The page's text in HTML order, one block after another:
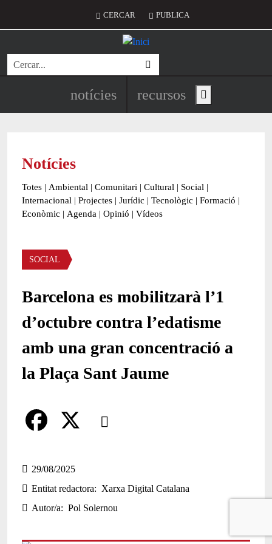
Menú del compte d'usuari
CERCAR PUBLICA
Cerca
Navegació principal de
notícies recursos Show main menu
Notícies
Totes | Ambiental | Comunitari | Cultural | Social |
Internacional | Projectes | Jurídic | Tecnològic | Formació |
Econòmic | Agenda | Opinió | Vídeos
Àmbit de la notícia
SOCIAL
Barcelona es mobilitzarà l’1
d’octubre contra l’edatisme
amb una gran concentració a
la Plaça Sant Jaume
Comparteix
a
c
e
29/08/2025
Entitat redactora
Xarxa Digital Catalana
Autor/a
Pol Solernou